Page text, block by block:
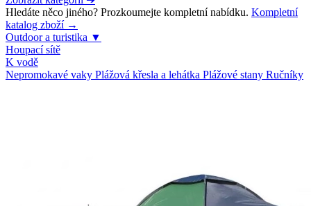
Hledáte něco jiného? Prozkoumejte kompletní nabídku. Kompletní
katalog zboží →
Outdoor a turistika ▼
Houpací sítě
K vodě
Nepromokavé vaky Plážová křesla a lehátka Plážové stany Ručníky